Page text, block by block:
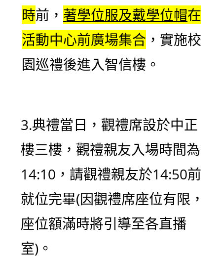
時前， 著學位服及戴學位帽在
活動中心前廣場集合 ，實施校
園巡禮後進入智信樓。
3.典禮當日，觀禮席設於中正
樓三樓，觀禮親友入場時間為
14:10，請觀禮親友於14:50前
就位完畢(因觀禮席座位有限，
座位額滿時將引導至各直播
室)。